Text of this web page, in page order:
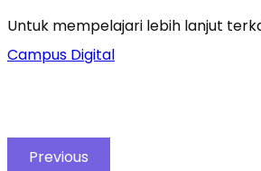
Untuk mempelajari lebih lanjut
Campus Digital
Previous